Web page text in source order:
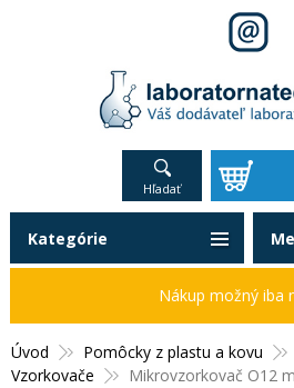
Hľadať
Úvod Pomôcky z plastu a kovu
Vzorkovače
Mikrovzorkovač O12
Kategórie
Nákup možný iba